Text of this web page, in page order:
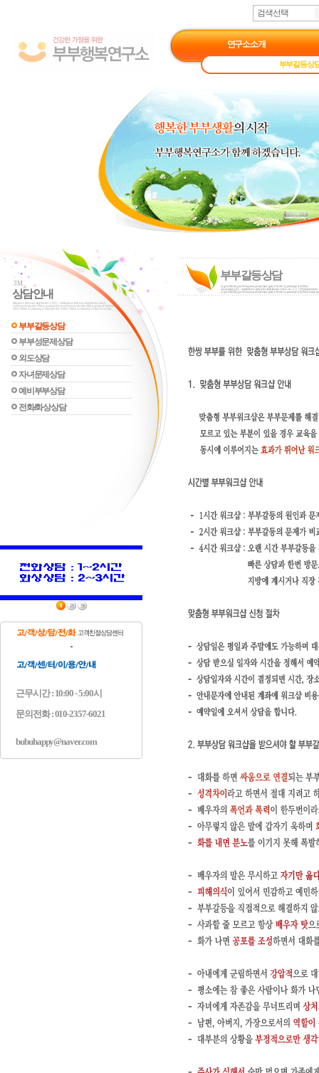
검색선택
연구소소개
부부갈등상
3M
상담안내
부부갈등상담
부부성문제상담
외도상담
자녀문제상담
예비부부상담
전화/화상상담
근무시간 : 10:00 - 5:00시
문의전화 : 010-2357-6021
bubuhappy@naver.com
부부갈등상담